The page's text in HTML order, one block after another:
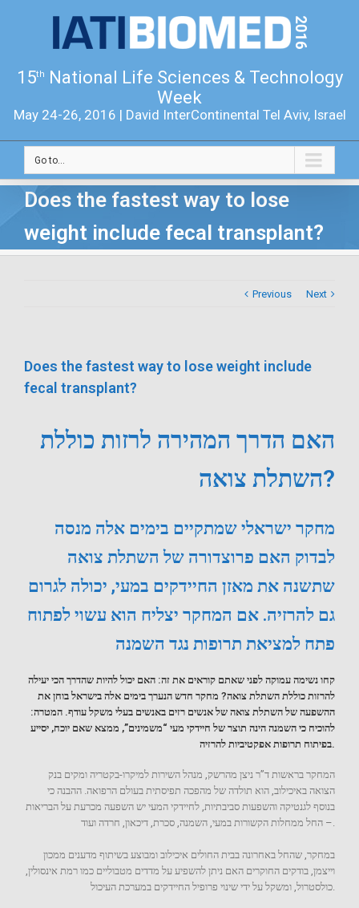
15th
National Life Sciences & Technology
Week
May 24-26, 2016 | David InterContinental Tel Aviv, Israel
Go to...
Does the fastest way to lose
weight include fecal transplant?
Previous Next
Does the fastest way to lose weight include
fecal transplant?
האם הדרך המהירה לרזות כוללת
השתלת צואה?
מחקר ישראלי שמתקיים בימים אלה מנסה
לבדוק האם פרוצדורה של השתלת צואה
שתשנה את מאזן החיידקים במעי, יכולה לגרום
גם להרזיה. אם המחקר יצליח הוא עשוי לפתוח
פתח למציאת תרופות נגד השמנה
קחו נשימה עמוקה לפני שאתם קוראים את זה: האם יכול להיות שהדרך הכי יעילה
להרזות כוללת השתלת צואה? מחקר חדש הנערך בימים אלה בישראל בוחן את
ההשפעה של השתלת צואה של אנשים רזים באנשים בעלי משקל עודף. המטרה:
להוכיח כי השמנה הינה תוצר של חיידקי מעי “משמינים”, ממצא שאם יוכח, יסייע
בפיתוח תרופות אפקטיביות להרזיה.
המחקר בראשות ד”ר ניצן מהרשק, מנהל השירות למיקרו-בקטריה ומקים בנק
הצואה באיכילוב, הוא תולדה של מהפכה תפיסתית בעולם הרפואה. ההבנה כי
בנוסף לגנטיקה והשפעות סביבתיות, לחיידקי המעי יש השפעה מכרעת על הבריאות
במחקר, שהחל באחרונה בבית החולים איכילוב ומבוצע בשיתוף מדענים ממכון
וייצמן, בודקים החוקרים האם ניתן להשפיע על מדדים מטבוליים כמו רמת אינסולין,